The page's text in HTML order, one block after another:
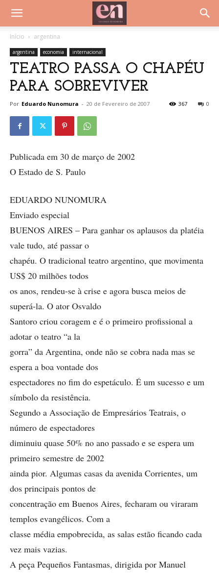
Início argentina
argentina economia internacional
TEATRO PASSA O CHAPÉU
PARA SOBREVIVER
Por Eduardo Nunomura - 20 de Fevereiro de 2007 0
367
Publicada em 30 de março de 2002
O Estado de S. Paulo
EDUARDO NUNOMURA
Enviado especial
BUENOS AIRES – Para ganhar os aplausos da platéia
vale tudo, até passar o
chapéu. O tradicional teatro argentino, que movimenta
US$ 20 milhões todos
os anos, rendeu-se à crise e agora busca meios de
superá-la. O ator Osvaldo
Santoro criou coragem e é o primeiro profissional a
adotar o teatro “a la
gorra” da Argentina, onde não se cobra nada mas se
espera a boa vontade dos
espectadores no fim do espetáculo. É um sucesso e um
símbolo da resistência.
Segundo a Associação de Empresários Teatrais, o
número de espectadores
diminuiu quase 50% no ano passado e se espera um
primeiro semestre de 2002
ainda pior. Algumas casas da avenida Corrientes, um
dos principais pontos de
concentração em Buenos Aires, fecharam ou viraram
templos evangélicos. Com a
classe média empobrecida, as salas estão ficando cada
vez mais vazias.
A peça Pequeños Fantasmas, dirigida por Manuel